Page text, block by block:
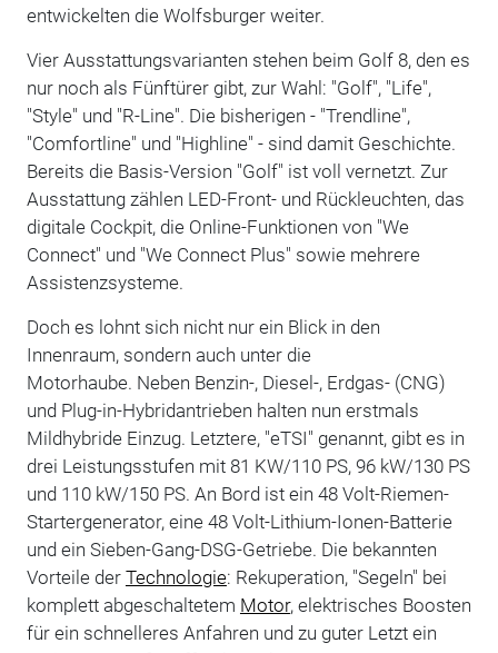
entwickelten die Wolfsburger weiter.
Vier Ausstattungsvarianten stehen beim Golf 8, den es
nur noch als Fünftürer gibt, zur Wahl: "Golf", "Life",
"Style" und "R-Line". Die bisherigen - "Trendline",
"Comfortline" und "Highline" - sind damit Geschichte.
Bereits die Basis-Version "Golf" ist voll vernetzt. Zur
Ausstattung zählen LED-Front- und Rückleuchten, das
digitale Cockpit, die Online-Funktionen von "We
Connect" und "We Connect Plus" sowie mehrere
Assistenzsysteme.
Doch es lohnt sich nicht nur ein Blick in den
Innenraum, sondern auch unter die
Motorhaube. Neben Benzin-, Diesel-, Erdgas- (CNG)
und Plug-in-Hybridantrieben halten nun erstmals
Mildhybride Einzug. Letztere, "eTSI" genannt, gibt es in
drei Leistungsstufen mit 81 KW/110 PS, 96 kW/130 PS
und 110 kW/150 PS. An Bord ist ein 48 Volt-Riemen-
Startergenerator, eine 48 Volt-Lithium-Ionen-Batterie
und ein Sieben-Gang-DSG-Getriebe. Die bekannten
Vorteile der Technologie: Rekuperation, "Segeln" bei
komplett abgeschaltetem Motor, elektrisches Boosten
für ein schnelleres Anfahren und zu guter Letzt ein